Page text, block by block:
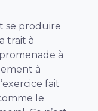
se produire
trait à
à
à
fait
le